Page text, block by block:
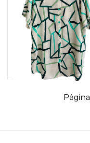
Página